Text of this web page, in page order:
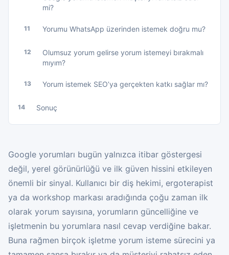
mi?
11 Yorumu WhatsApp üzerinden istemek doğru mu?
12
Olumsuz yorum gelirse yorum istemeyi bırakmalı
mıyım?
13 Yorum istemek SEO’ya gerçekten katkı sağlar mı?
14 Sonuç
Google yorumları bugün yalnızca itibar göstergesi
değil, yerel görünürlüğü ve ilk güven hissini etkileyen
önemli bir sinyal. Kullanıcı bir diş hekimi, ergoterapist
ya da workshop markası aradığında çoğu zaman ilk
olarak yorum sayısına, yorumların güncelliğine ve
işletmenin bu yorumlara nasıl cevap verdiğine bakar.
Buna rağmen birçok işletme yorum isteme sürecini ya